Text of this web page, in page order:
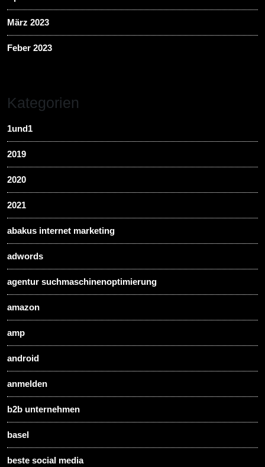
März 2023
Feber 2023
Kategorien
1und1
2019
2020
2021
abakus internet marketing
adwords
agentur suchmaschinenoptimierung
amazon
amp
android
anmelden
b2b unternehmen
basel
beste social media